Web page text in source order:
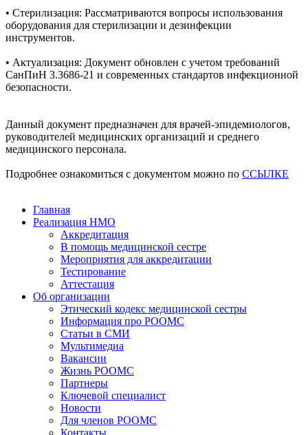
• Стерилизация: Рассматриваются вопросы использования
оборудования для стерилизации и дезинфекции
инструментов.
• Актуализация: Документ обновлен с учетом требований
СанПиН 3.3686-21 и современных стандартов инфекционной
безопасности.
Данный документ предназначен для врачей-эпидемиологов,
руководителей медицинских организаций и среднего
медицинского персонала.
Подробнее ознакомиться с документом можно по ССЫЛКЕ
Главная
Реализация НМО
Аккредитация
В помощь медицинской сестре
Мероприятия для аккредитации
Тестирование
Аттестация
Об организации
Этический кодекс медицинской сестры
Информация про РООМС
Статьи в СМИ
Мультимедиа
Вакансии
Жизнь РООМС
Партнеры
Ключевой специалист
Новости
Для членов РООМС